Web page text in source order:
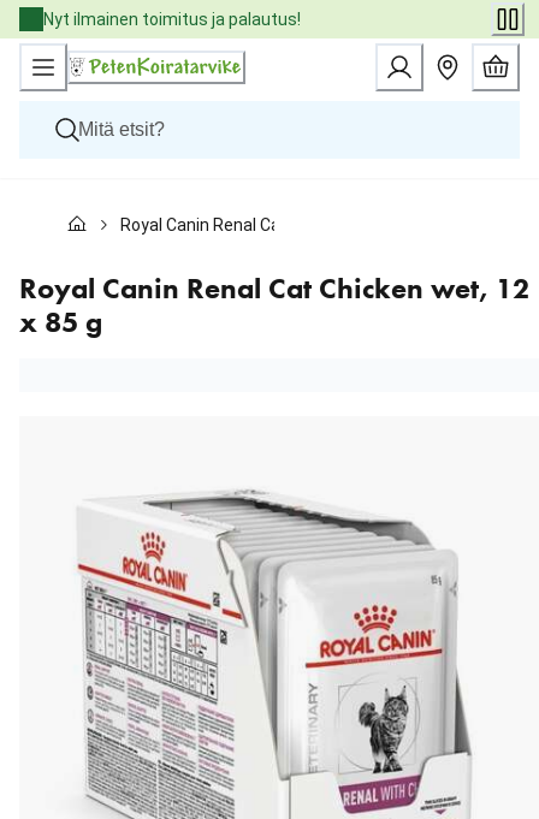
Skip
to
Content
Nyt ilmainen toimitus ja palautus!
Kissat
Eläinlääkäriruoat
Tuotemerkit
Uutuudet
Royal Canin Renal Cat Chicken wet, 12 x 85 g
Royal Canin Renal Cat Chicken wet, 12
x 85 g